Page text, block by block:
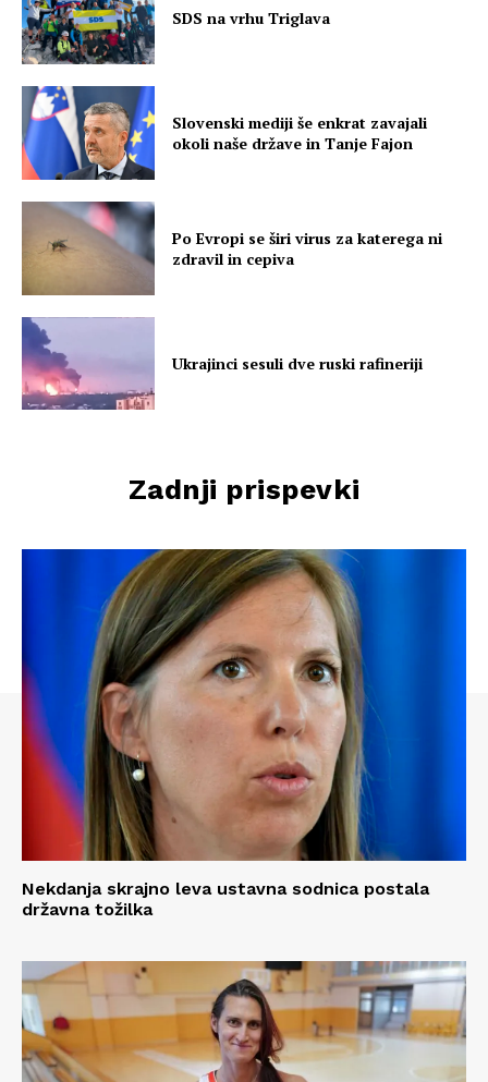
SDS na vrhu Triglava
Slovenski mediji še enkrat zavajali
okoli naše države in Tanje Fajon
Po Evropi se širi virus za katerega ni
zdravil in cepiva
Ukrajinci sesuli dve ruski rafineriji
Zadnji prispevki
Nekdanja skrajno leva ustavna sodnica postala
državna tožilka